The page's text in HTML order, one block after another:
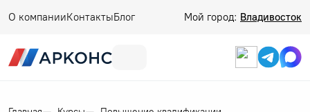
О компанииКонтактыБлог Мой город: Владивосток